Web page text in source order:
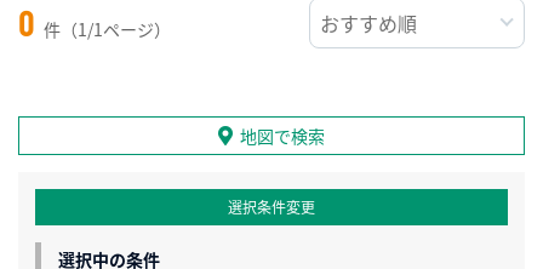
0 件（1/1ページ）
地図で検索
選択条件変更
選択中の条件